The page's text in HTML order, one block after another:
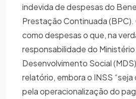
indevida de despesas do
Prestação Continuada (BPC).
como despesas o que, na
responsabilidade do
Desenvolvimento Social
relatório, embora o INSS
pela operacionalização do